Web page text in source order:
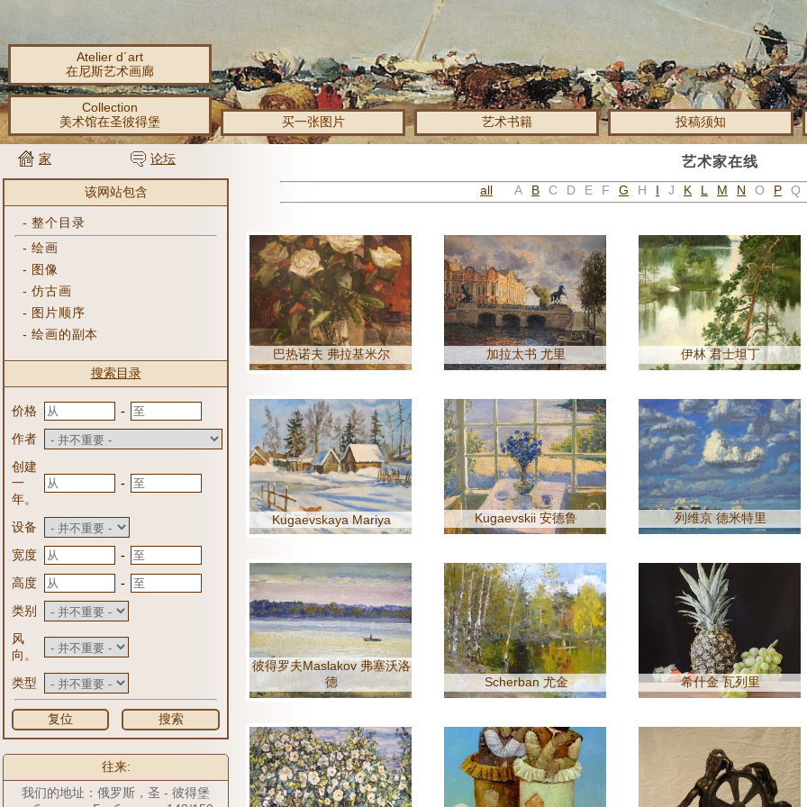
Atelier d´art
在尼斯艺术画廊
Collection
美术馆在圣彼得堡
买一张图片 艺术书籍 投稿须知
家 论坛
该网站包含
-整个目录
-绘画
- 图像
-仿古画
- 图片顺序
-绘画的副本
搜索目录
价格
-
作者
创建
一
年。
-
设备
宽度
-
高度
-
类别
风
向。
类型
复位 搜索
往来:
我们的地址：俄罗斯，圣 - 彼得堡
艺术家在线
all A B C D E F G H I J K L M N O P Q
巴热诺夫 弗拉基米尔 加拉太书 尤里 伊林 君士坦丁
Kugaevskaya Mariya Kugaevskii 安德鲁 列维京 德米特里
彼得罗夫Maslakov 弗塞沃洛
德
Scherban 尤金 希什金 瓦列里